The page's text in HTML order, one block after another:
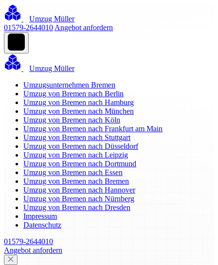
Umzug Müller
01579-2644010 Angebot anfordern
Umzug Müller
Umzugsunternehmen Bremen
Umzug von Bremen nach Berlin
Umzug von Bremen nach Hamburg
Umzug von Bremen nach München
Umzug von Bremen nach Köln
Umzug von Bremen nach Frankfurt am Main
Umzug von Bremen nach Stuttgart
Umzug von Bremen nach Düsseldorf
Umzug von Bremen nach Leipzig
Umzug von Bremen nach Dortmund
Umzug von Bremen nach Essen
Umzug von Bremen nach Bremen
Umzug von Bremen nach Hannover
Umzug von Bremen nach Nürnberg
Umzug von Bremen nach Dresden
Impressum
Datenschutz
01579-2644010
Angebot anfordern